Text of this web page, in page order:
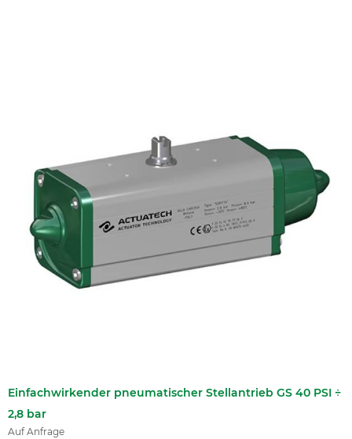
Einfachwirkender pneumatischer Stellantrieb GS 40 PSI ÷
2,8 bar
Auf Anfrage